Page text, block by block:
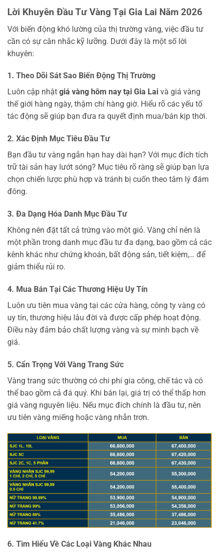
Lời Khuyên Đầu Tư Vàng Tại Gia Lai Năm 2026
Với biến động khó lường của thị trường vàng, việc đầu tư
cần có sự cân nhắc kỹ lưỡng. Dưới đây là một số lời
khuyên:
1. Theo Dõi Sát Sao Biến Động Thị Trường
Luôn cập nhật giá vàng hôm nay tại Gia Lai và giá vàng
thế giới hàng ngày, thậm chí hàng giờ. Hiểu rõ các yếu tố
tác động sẽ giúp bạn đưa ra quyết định mua/bán kịp thời.
2. Xác Định Mục Tiêu Đầu Tư
Bạn đầu tư vàng ngắn hạn hay dài hạn? Với mục đích tích
trữ tài sản hay lướt sóng? Mục tiêu rõ ràng sẽ giúp bạn lựa
chọn chiến lược phù hợp và tránh bị cuốn theo tâm lý đám
đông.
3. Đa Dạng Hóa Danh Mục Đầu Tư
Không nên đặt tất cả trứng vào một giỏ. Vàng chỉ nên là
một phần trong danh mục đầu tư đa dạng, bao gồm cả các
kênh khác như chứng khoán, bất động sản, tiết kiệm,… để
giảm thiểu rủi ro.
4. Mua Bán Tại Các Thương Hiệu Uy Tín
Luôn ưu tiên mua vàng tại các cửa hàng, công ty vàng có
uy tín, thương hiệu lâu đời và được cấp phép hoạt động.
Điều này đảm bảo chất lượng vàng và sự minh bạch về
giá.
5. Cẩn Trọng Với Vàng Trang Sức
Vàng trang sức thường có chi phí gia công, chế tác và có
thể bao gồm cả đá quý. Khi bán lại, giá trị có thể thấp hơn
giá vàng nguyên liệu. Nếu mục đích chính là đầu tư, nên
ưu tiên vàng miếng hoặc vàng nhẫn trơn.
6. Tìm Hiểu Về Các Loại Vàng Khác Nhau